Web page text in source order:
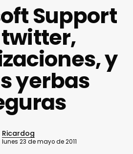
Support
y
yerbas
Ricardog
lunes 23 de mayo de 2011